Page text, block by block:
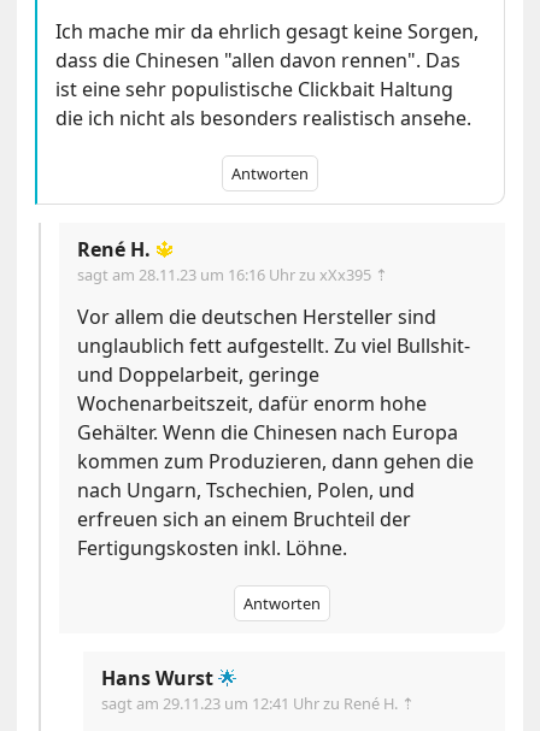
Ich mache mir da ehrlich gesagt keine Sorgen,
dass die Chinesen "allen davon rennen". Das
ist eine sehr populistische Clickbait Haltung
die ich nicht als besonders realistisch ansehe.
Antworten
René H. 🔱
sagt am28.11.23 um 16:16 Uhrzu xXx395 ⇡
Vor allem die deutschen Hersteller sind
unglaublich fett aufgestellt. Zu viel Bullshit-
und Doppelarbeit, geringe
Wochenarbeitszeit, dafür enorm hohe
Gehälter. Wenn die Chinesen nach Europa
kommen zum Produzieren, dann gehen die
nach Ungarn, Tschechien, Polen, und
erfreuen sich an einem Bruchteil der
Fertigungskosten inkl. Löhne.
Antworten
Hans Wurst🌟
sagt am29.11.23 um 12:41 Uhrzu René H. ⇡